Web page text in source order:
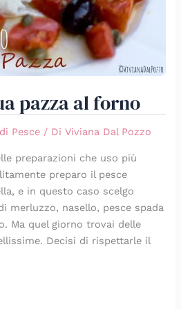
pazza al forno
Pesce / DiViviana Dal Pozzo
preparazioni che uso più
preparo il pesce
e in questo caso scelgo
merluzzo, nasello, pesce spada
Ma quel giorno trovai delle
Decisi di rispettarle il